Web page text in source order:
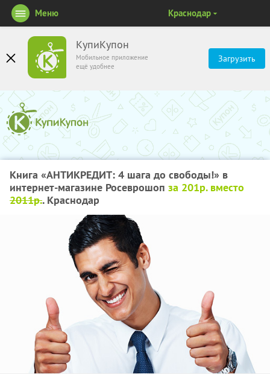
КупиКупон
Мобильное приложение
ещё удобнее
Загрузить
Меню Краснодар
Книга «АНТИКРЕДИТ: 4 шага до свободы!» в
интернет-магазине Росеврошоп за 201р. вместо
2011р.. Краснодар